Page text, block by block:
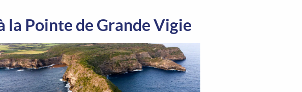
la Pointe de Grande Vigie